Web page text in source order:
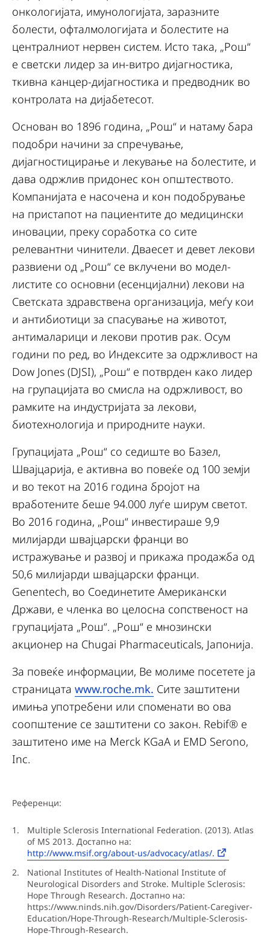
онкологијата, имунологијата, заразните
болести, офталмологијата и болестите на
централниот нервен систем. Исто така, „Рош“
е светски лидер за ин-витро дијагностика,
ткивна канцер-дијагностика и предводник во
контролата на дијабетесот.
Основан во 1896 година, „Рош“ и натаму бара
подобри начини за спречување,
дијагностицирање и лекување на болестите, и
дава одржлив придонес кон општеството.
Компанијата е насочена и кон подобрување
на пристапот на пациентите до медицински
иновации, преку соработка со сите
релевантни чинители. Дваесет и девет лекови
развиени од „Рош“ се вклучени во модел-
листите со основни (есенцијални) лекови на
Светската здравствена организација, меѓу кои
и антибиотици за спасување на животот,
антималарици и лекови против рак. Осум
години по ред, во Индексите за одржливост на
Dow Jones (DJSI), „Рош“ е потврден како лидер
на групацијата во смисла на одржливост, во
рамките на индустријата за лекови,
биотехнологија и природните науки.
Групацијата „Рош“ со седиште во Базел,
Швајцарија, е активна во повеќе од 100 земји
и во текот на 2016 година бројот на
вработените беше 94.000 луѓе ширум светот.
Во 2016 година, „Рош“ инвестираше 9,9
милијарди швајцарски франци во
истражување и развој и прикажа продажба од
50,6 милијарди швајцарски франци.
Genentech, во Соединетите Американски
Држави, е членка во целосна сопственост на
групацијата „Рош“. „Рош“ е мнозински
акционер на Chugai Pharmaceuticals, Јапонија.
За повеќе информации, Ве молиме посетете ја
страницата www.roche.mk. Сите заштитени
имиња употребени или споменати во ова
соопштение се заштитени со закон. Rebif® е
заштитено име на Merck KGaA и EMD Serono,
Inc.
Референци:
Multiple Sclerosis International Federation. (2013). Atlas
of MS 2013. Достапно на:
http://www.msif.org/about-us/advocacy/atlas/.
National Institutes of Health-National Institute of
Neurological Disorders and Stroke. Multiple Sclerosis:
Hope Through Research. Достапно на:
https://www.ninds.nih.gov/Disorders/Patient-Caregiver-
Education/Hope-Through-Research/Multiple-Sclerosis-
Hope-Through-Research.